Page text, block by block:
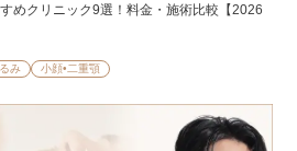
めクリニック9選！料金・施術比較【2026
み 小顔•二重顎